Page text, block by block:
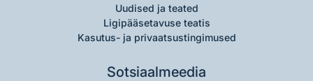
Uudised ja teated
Ligipääsetavuse teatis
Kasutus- ja privaatsustingimused
Sotsiaalmeedia